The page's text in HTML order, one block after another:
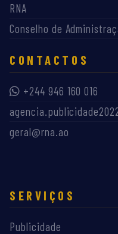
RNA
Conselho de
CONTACTOS
+244 946 160 016
geral@rna.ao
SERVIÇOS
Publicidade